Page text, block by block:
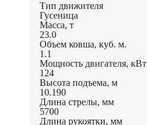
Тип движителя
Гусеница
Масса, т
23.0
Объем ковша, куб. м.
1.1
Мощность двигателя, кВт
124
Высота подъема, м
10.190
Длина стрелы, мм
5700
Длина рукоятки, мм